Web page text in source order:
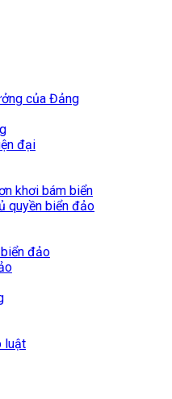
của Đảng
đại
khơi bám biển
quyền biển đảo
đảo
luật